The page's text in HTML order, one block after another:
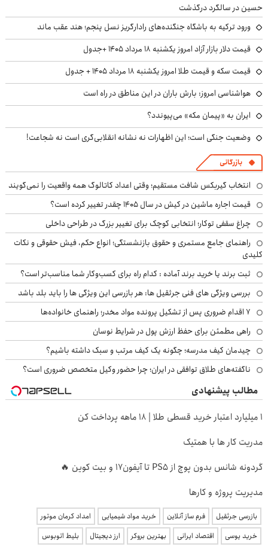
حسین در سالگرد درگذشت
ورود ترکیه به باشگاه جنگنده‌های رادارگریز نسل پنجم؛ هند عقب ماند
قیمت دلار بازار آزاد امروز یکشنبه ۱۸ مرداد ۱۴۰۵ +جدول
قیمت سکه و قیمت طلا امروز یکشنبه ۱۸ مرداد ۱۴۰۵ + جدول
هواشناسی امروز: بارش باران در این مناطق در راه است
ایران به «پیمان مکه» می‌پیوندد؟
وضعیت جنگی است؛ این اظهارات نه نشانه انقلابی‌گری است نه شجاعت!
بازرگانی
انتخاب گیربکس شافت مستقیم؛ وقتی اعداد کاتالوگ همه واقعیت را نمی‌گویند
قیمت اجاره ماشین در کیش در سال ۱۴۰۵ چقدر تغییر کرده است؟
چراغ سقفی توکار؛ انتخابی کوچک برای تغییر بزرگ در طراحی داخلی
راهنمای جامع مستمری و حقوق بازنشستگی؛ انواع حکم، فیش حقوقی و نکات
کلیدی
ثبت برند یا خرید برند آماده : کدام راه برای کسب‌وکار شما مناسب‌تر است؟
بررسی ویژگی های فنی جرثقیل ها: هر بازرسی این ویژگی ها را باید بلد باشد
۷ اقدام ضروری پس از تشکیل پرونده مواد مخدر؛ راهنمای خانواده‌ها
راهی مطمئن برای حفظ ارزش پول در شرایط نوسان
چیدمان کیف مدرسه؛ چگونه یک کیف مرتب و سبک داشته باشیم؟
ناگفته‌های طلاق توافقی در ایران؛ چرا حضور وکیل متخصص ضروری است؟
مطالب پیشنهادی
۱ میلیارد اعتبار خرید قسطی طلا | ۱۸ ماهه پرداخت کن
مدریت کار ها با همتیک
گردونه شانس بدون پوچ از PS5 تا آیفون17 و بیت کوین 🔥
مدیریت پروژه و کارها
بازرسی جرثقیل فرم ساز آنلاین خرید مواد شیمیایی
امداد کرمان موتور
خرید یوسی
اقتصاد ایرانی بهترین بروکر ارز دیجیتال بلیط اتوبوس